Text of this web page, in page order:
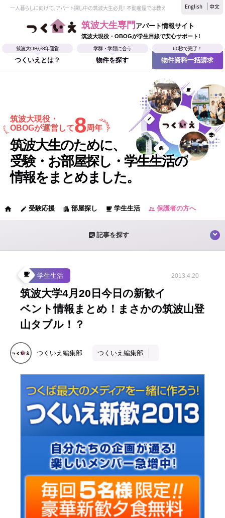
一人暮らしに向けて、アパート探し中の筑波大生必見！ 不動産屋では教えてくれない、筑波大生なら
English 中文
筑波大生専門 アパート情報サイト
筑波大現役・OBOGが学生目線で安心サポート!
筑波大OBが8年運営
つくいえとは？
学群・学類に合う
物件を探す
60秒で完了！
物件資料一括請求
筑波大現役・
OBOGが運営して8周年
筑波大生のために、
受験・お部屋探し・学生生活の
情報をまとめました。
home edit 受験応援 apartment 部屋探し local_cafe 学生生活 supervisor_account 保護者の方へ
sticky_note_2 記事を探す
local_cafe 学生生活 2013.4.20
筑波大学4月20日今日の新歓イ
ベント情報まとめ！まさかの筑波山登
山タブル！？
つくいえ編集部 つくいえ編集部